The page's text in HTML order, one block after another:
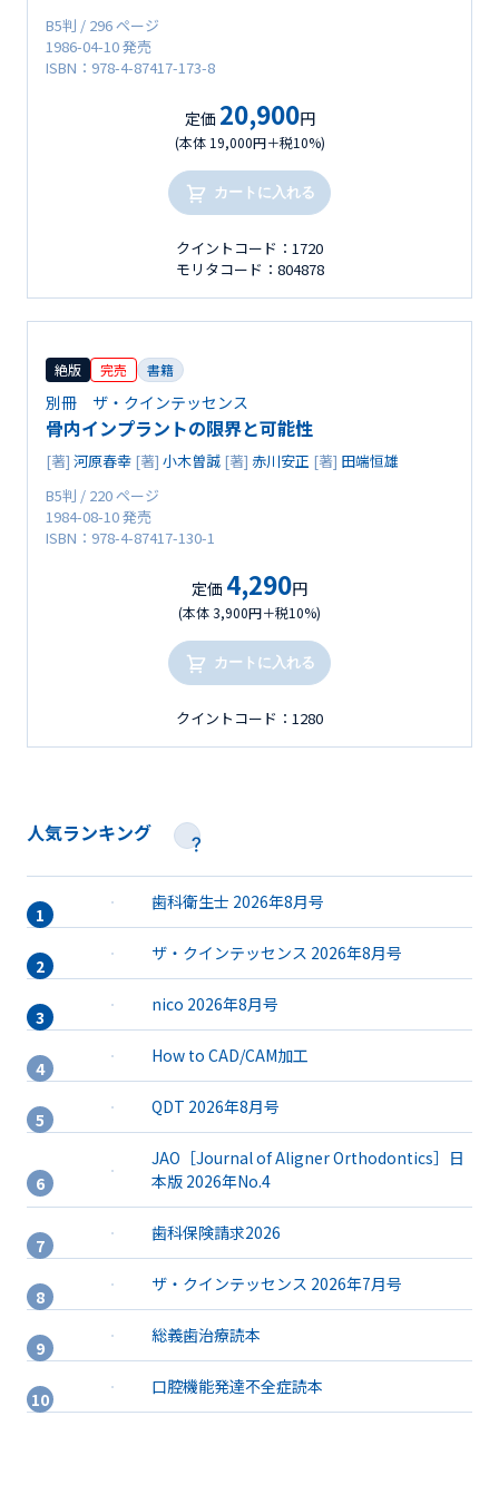
B5判 / 296 ページ
1986-04-10 発売
ISBN：978-4-87417-173-8
定価 20,900円
(本体 19,000円＋税10%)
カートに入れる
クイントコード：1720
モリタコード：804878
絶版 完売 書籍
別冊 ザ・クインテッセンス
骨内インプラントの限界と可能性
[著] 河原春幸 [著] 小木曽誠 [著] 赤川安正 [著] 田端恒雄
B5判 / 220 ページ
1984-08-10 発売
ISBN：978-4-87417-130-1
定価 4,290円
(本体 3,900円＋税10%)
カートに入れる
クイントコード：1280
人気ランキング
歯科衛生士 2026年8月号
ザ・クインテッセンス 2026年8月号
nico 2026年8月号
How to CAD/CAM加工
QDT 2026年8月号
JAO［Journal of Aligner Orthodontics］日
本版 2026年No.4
歯科保険請求2026
ザ・クインテッセンス 2026年7月号
総義歯治療読本
口腔機能発達不全症読本